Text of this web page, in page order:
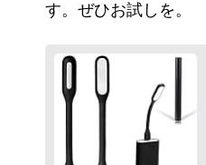
す。ぜひお試しを。